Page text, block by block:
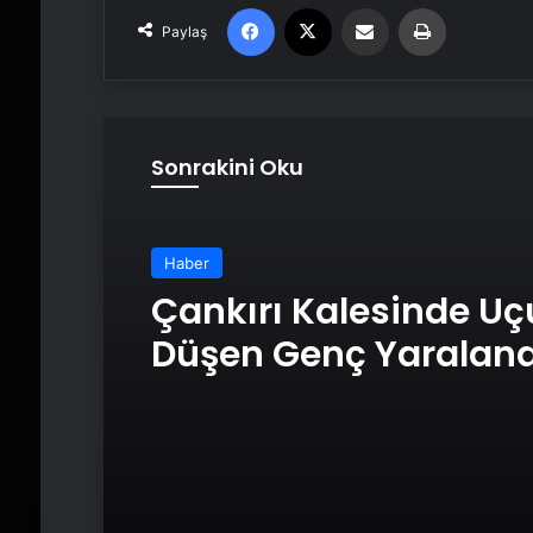
Paylaş
Facebook Email'den paylaş
Sonrakini Oku
Haber
Çankırı Kalesinde
Düşen Genç